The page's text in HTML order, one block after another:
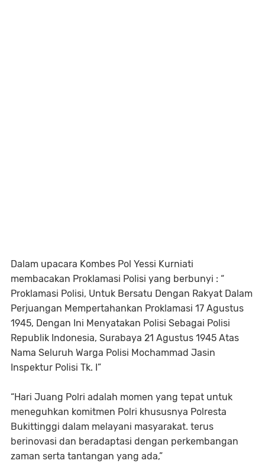
Dalam upacara Kombes Pol Yessi Kurniati
membacakan Proklamasi Polisi yang berbunyi : “
Proklamasi Polisi, Untuk Bersatu Dengan Rakyat Dalam
Perjuangan Mempertahankan Proklamasi 17 Agustus
1945, Dengan Ini Menyatakan Polisi Sebagai Polisi
Republik Indonesia, Surabaya 21 Agustus 1945 Atas
Nama Seluruh Warga Polisi Mochammad Jasin
Inspektur Polisi Tk. I”
“Hari Juang Polri adalah momen yang tepat untuk
meneguhkan komitmen Polri khususnya Polresta
Bukittinggi dalam melayani masyarakat. terus
berinovasi dan beradaptasi dengan perkembangan
zaman serta tantangan yang ada,”